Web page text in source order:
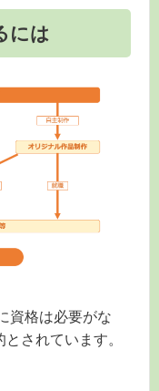
には
資格は必要がな
されています。